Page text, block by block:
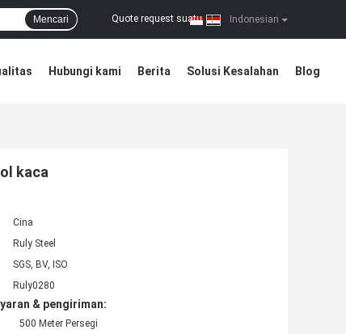
Indonesian
Quote request suatu |
Mencari
Hubungi kami Berita Solusi Kesalahan Blog
kaca
Cina
Ruly Steel
SGS, BV, ISO
Ruly0280
& pengiriman:
500 Meter Persegi